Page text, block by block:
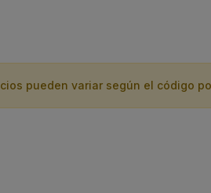
pueden variar según el código